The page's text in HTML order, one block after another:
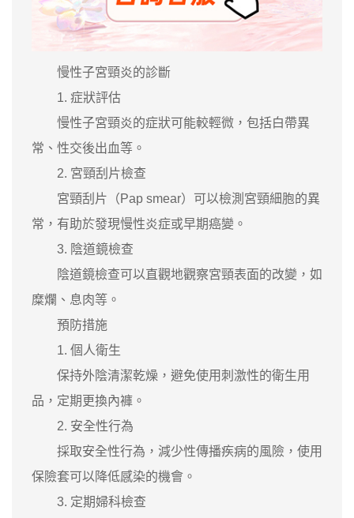
慢性子宮頸炎的診斷
1. 症狀評估
慢性子宮頸炎的症狀可能較輕微，包括白帶異
常、性交後出血等。
2. 宮頸刮片檢查
宮頸刮片（Pap smear）可以檢測宮頸細胞的異
常，有助於發現慢性炎症或早期癌變。
3. 陰道鏡檢查
陰道鏡檢查可以直觀地觀察宮頸表面的改變，如
糜爛、息肉等。
預防措施
1. 個人衛生
保持外陰清潔乾燥，避免使用刺激性的衛生用
品，定期更換內褲。
2. 安全性行為
採取安全性行為，減少性傳播疾病的風險，使用
保險套可以降低感染的機會。
3. 定期婦科檢查